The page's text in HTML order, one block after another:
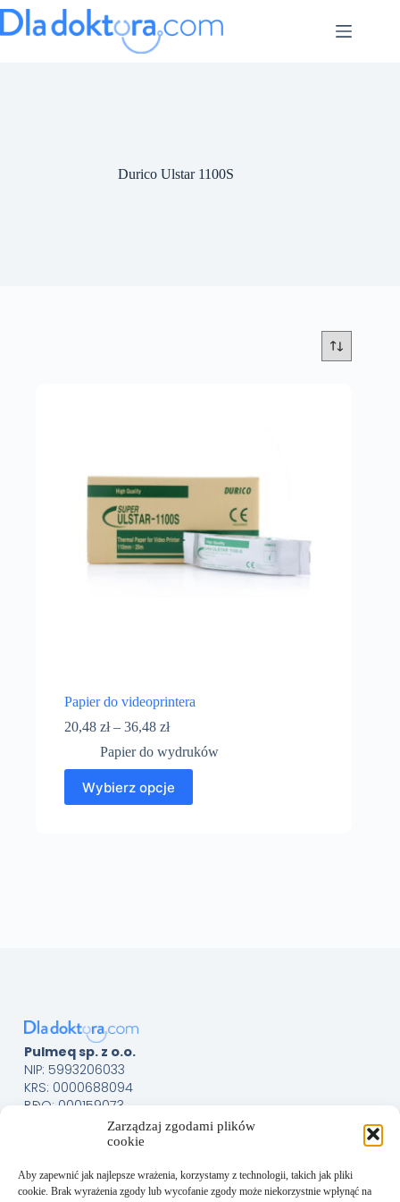
Zarządzaj zgodami plików
cookie
Aby zapewnić jak najlepsze wrażenia, korzystamy z technologii, takich jak pliki
cookie. Brak wyrażenia zgody lub wycofanie zgody może niekorzystnie wpłynąć na
Durico Ulstar 1100S
Papier do videoprintera
20,48 zł – 36,48 zł
Papier do wydruków
Wybierz opcje
Pulmeq sp. z o.o.
NIP: 5993206033
KRS: 0000688094
BDO: 000159073
Menu
Kontakt
Obsługa Klienta